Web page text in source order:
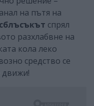
на пътя на
сблъсъкът спрял
разхлабвне на
кола леко
средство се
движи!